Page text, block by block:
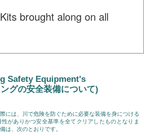
brought along on all
Safety Equipment's
グの安全装備について)
には、川で危険を防ぐために必要な装備を身につける
がありかつ安全基準を全てクリアしたものとなりま
は、次のとおりです。